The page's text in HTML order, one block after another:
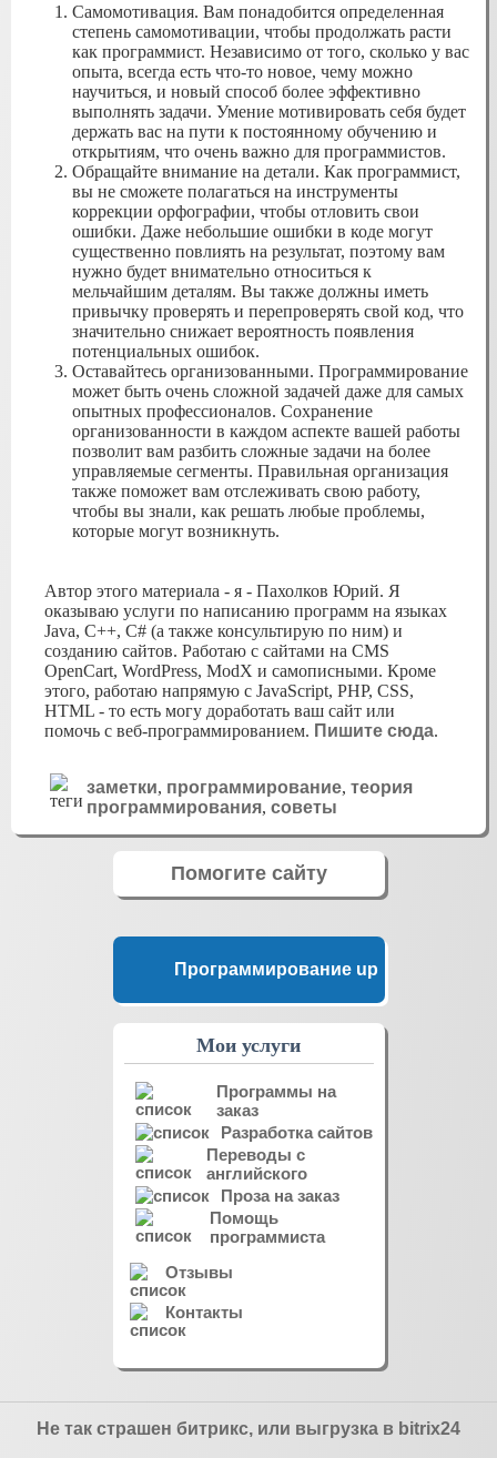
Самомотивация. Вам понадобится определенная
степень самомотивации, чтобы продолжать расти
как программист. Независимо от того, сколько у вас
опыта, всегда есть что-то новое, чему можно
научиться, и новый способ более эффективно
выполнять задачи. Умение мотивировать себя будет
держать вас на пути к постоянному обучению и
открытиям, что очень важно для программистов.
Обращайте внимание на детали. Как программист,
вы не сможете полагаться на инструменты
коррекции орфографии, чтобы отловить свои
ошибки. Даже небольшие ошибки в коде могут
существенно повлиять на результат, поэтому вам
нужно будет внимательно относиться к
мельчайшим деталям. Вы также должны иметь
привычку проверять и перепроверять свой код, что
значительно снижает вероятность появления
потенциальных ошибок.
Оставайтесь организованными. Программирование
может быть очень сложной задачей даже для самых
опытных профессионалов. Сохранение
организованности в каждом аспекте вашей работы
позволит вам разбить сложные задачи на более
управляемые сегменты. Правильная организация
также поможет вам отслеживать свою работу,
чтобы вы знали, как решать любые проблемы,
которые могут возникнуть.
Автор этого материала - я - Пахолков Юрий. Я
оказываю услуги по написанию программ на языках
Java, C++, C# (а также консультирую по ним) и
созданию сайтов. Работаю с сайтами на CMS
OpenCart, WordPress, ModX и самописными. Кроме
этого, работаю напрямую с JavaScript, PHP, CSS,
HTML - то есть могу доработать ваш сайт или
помочь с веб-программированием. Пишите сюда.
заметки, программирование, теория
программирования, советы
Помогите сайту
Программирование up
Мои услуги
Программы на
заказ
Разработка сайтов
Переводы с
английского
Проза на заказ
Помощь
программиста
Отзывы
Контакты
Не так страшен битрикс, или выгрузка в bitrix24